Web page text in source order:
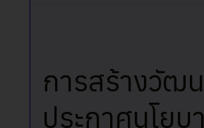
การสร้างวัฒ
ประกาศนโย